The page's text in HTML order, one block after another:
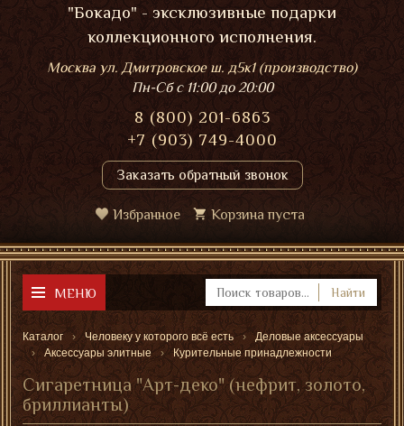
"Бокадо" - эксклюзивные подарки
коллекционного исполнения.
Москва ул. Дмитровское ш. д5к1 (производство)
Пн-Сбс 11:00 до 20:00
8 (800) 201-6863
+7 (903) 749-4000
Заказать обратный звонок
Избранное Корзина пуста
МЕНЮ Найти
Каталог Человеку у которого всё есть
Деловые аксессуары
Аксессуары элитные
Курительные принадлежности
Сигаретница "Арт-деко" (нефрит, золото,
бриллианты)